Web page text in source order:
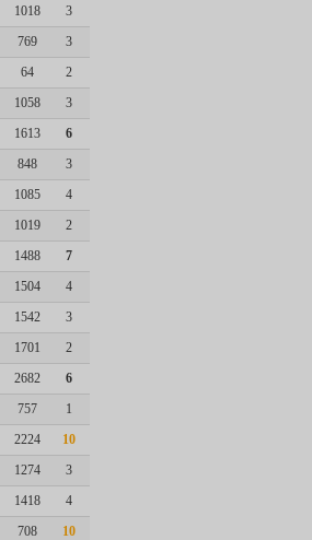
1018
3
769
3
64
2
1058
3
1613
6
848
3
1085
4
1019
2
1488
7
1504
4
1542
3
1701
2
2682
6
757
1
2224
10
1274
3
1418
4
708
10